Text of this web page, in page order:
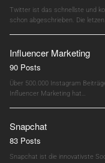
Twitter ist das schnellste und
schon abgeschrieben. Die
Influencer Marketing
90 Posts
Über 500.000 Instagram
Influencer Marketing hat…
Snapchat
83 Posts
Snapchat ist die innovativste